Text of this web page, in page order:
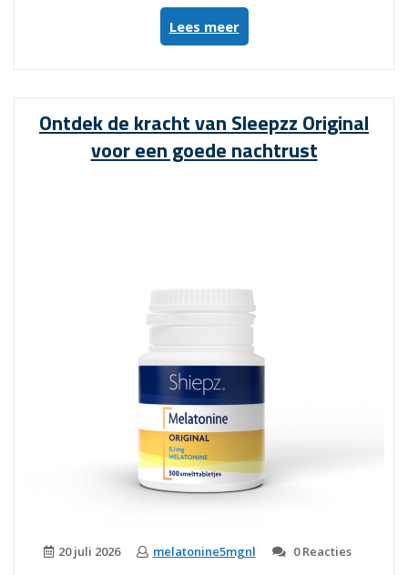
Lees meer“LTO3
kopen
in
oplossing
voor
stress
Ontdek de kracht van Sleepzz Original
voor een goede nachtrust
20 juli 2026 melatonine5mgnl 0 Reacties